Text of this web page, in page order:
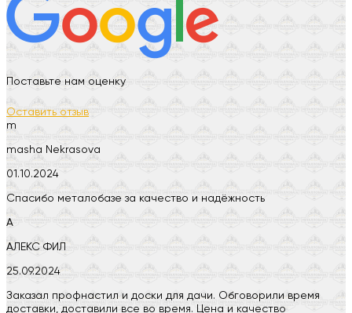
Поставьте нам оценку
Оставить отзыв
m
masha Nekrasova
01.10.2024
Спасибо металобазе за качество и надёжность
А
АЛЕКС ФИЛ
25.09.2024
Заказал профнастил и доски для дачи. Обговорили время
доставки, доставили все во время. Цена и качество